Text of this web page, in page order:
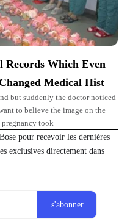
Records Which Even
Medical Hist
but suddenly the doctor noticed
to believe the image on the
took
pour recevoir les dernières
exclusives directement dans